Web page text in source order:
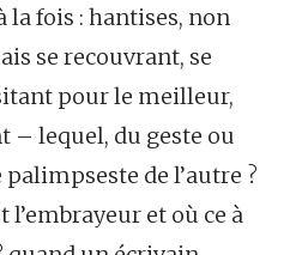
la fois : hantises, non
se recouvrant, se
pour le meilleur,
– lequel, du geste ou
de l’autre ?
l’embrayeur et où ce à